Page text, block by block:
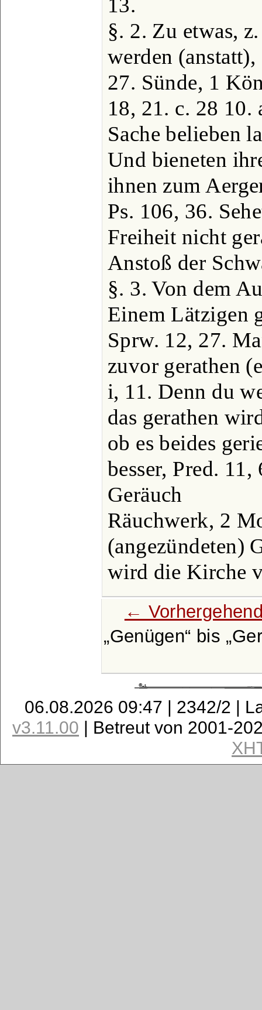
13.
§. 2. Zu etwas,
werden
27. Sünde, 1
18, 21. c. 28 10.
Sache belieben
Und bieneten
ihnen zum
Ps. 106, 36.
Freiheit nicht
Anstoß der
§. 3. Von dem
Einem Lätzigen
Sprw. 12, 27.
zuvor gerathen
i, 11. Denn du
das gerathen
ob es beides
besser, Pred. 11,
Geräuch
Räuchwerk, 2
(angezündeten)
wird die Kirche
←
Genügen
bis
06.08.2026 09:47 | 2342/2 |
v3.11.00 | Betreut von 2001-